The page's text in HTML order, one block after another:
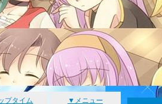
プタイム ▼メニュー